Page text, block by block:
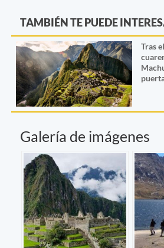
TAMBIÉN TE PUEDE
Tras
Galería de imágenes